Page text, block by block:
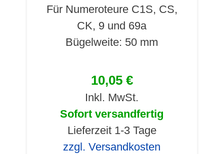
Für Numeroteure C1S, CS,
CK, 9 und 69a
Bügelweite: 50 mm
10,05 €
Inkl. MwSt.
Sofort versandfertig
Lieferzeit 1-3 Tage
zzgl. Versandkosten